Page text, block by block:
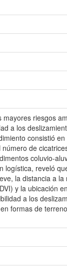
riesgos
a los
consistió
de
coluvio-
logística, reveló
la distancia a
y la ubicación
a los
formas de